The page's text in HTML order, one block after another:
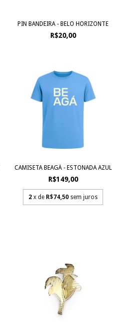
PIN BANDEIRA - BELO HORIZONTE
R$20,00
CAMISETA BEAGÁ - ESTONADA AZUL
R$149,00
2 x de R$74,50 sem juros